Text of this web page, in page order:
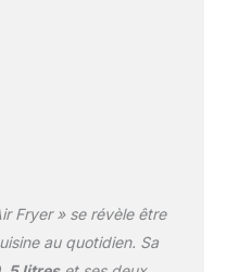
une cuisson
et croustillante
sur tous
ÉCONOME
: Cuisinez
recommandé
saucisses, en
le mode Frire
Fryer » se révèle être
au quotidien. Sa